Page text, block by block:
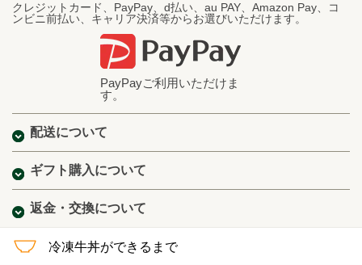
クレジットカード、PayPay、d払い、au PAY、Amazon Pay、コ
ンビニ前払い、キャリア決済等からお選びいただけます。
PayPayご利用いただけま
す。
配送について
ギフト購入について
返金・交換について
冷凍牛丼ができるまで